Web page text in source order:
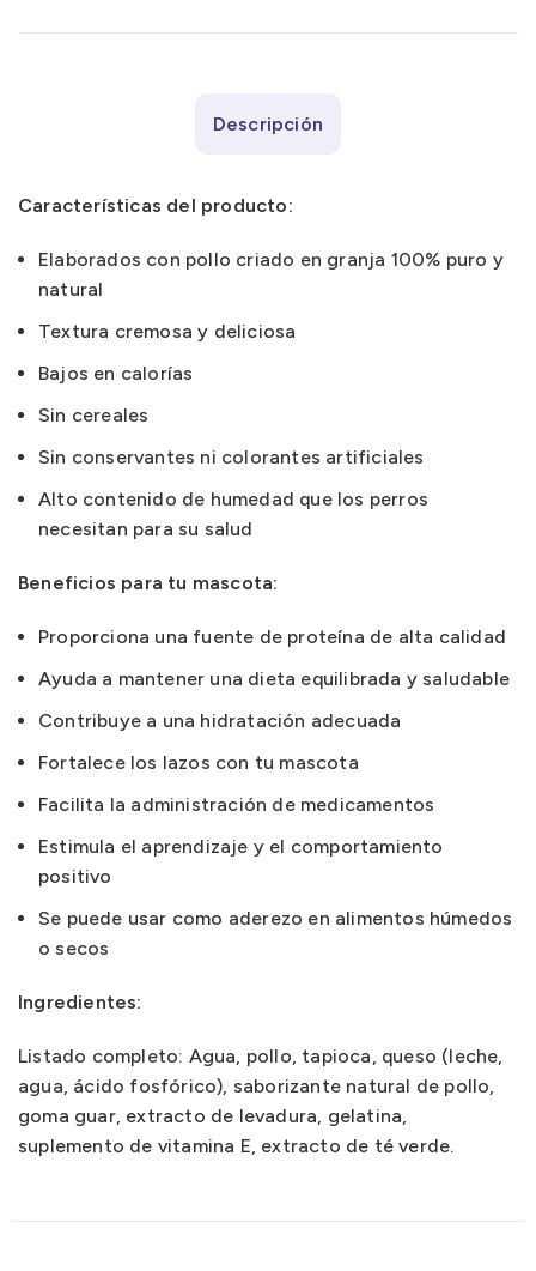
Descripción
Características del producto:
Elaborados con pollo criado en granja 100% puro y
natural
Textura cremosa y deliciosa
Bajos en calorías
Sin cereales
Sin conservantes ni colorantes artificiales
Alto contenido de humedad que los perros
necesitan para su salud
Beneficios para tu mascota:
Proporciona una fuente de proteína de alta calidad
Ayuda a mantener una dieta equilibrada y saludable
Contribuye a una hidratación adecuada
Fortalece los lazos con tu mascota
Facilita la administración de medicamentos
Estimula el aprendizaje y el comportamiento
positivo
Se puede usar como aderezo en alimentos húmedos
o secos
Ingredientes:
Listado completo: Agua, pollo, tapioca, queso (leche,
agua, ácido fosfórico), saborizante natural de pollo,
goma guar, extracto de levadura, gelatina,
suplemento de vitamina E, extracto de té verde.